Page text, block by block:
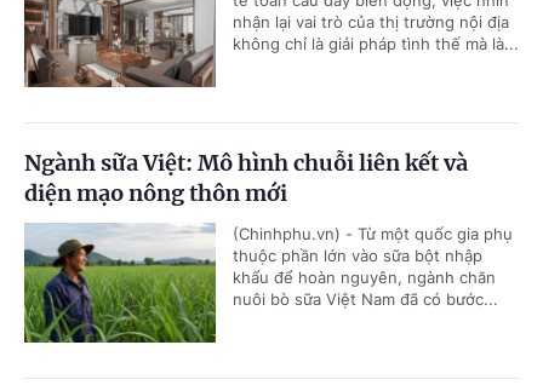
nhận lại vai trò của thị trường nội địa
không chỉ là giải pháp tình thế mà là...
Ngành sữa Việt: Mô hình chuỗi liên kết và
diện mạo nông thôn mới
(Chinhphu.vn) - Từ một quốc gia phụ
thuộc phần lớn vào sữa bột nhập
khẩu để hoàn nguyên, ngành chăn
nuôi bò sữa Việt Nam đã có bước...